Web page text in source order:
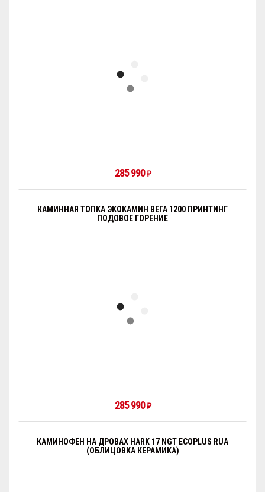
285 990₽
КАМИННАЯ ТОПКА ЭКОКАМИН ВЕГА 1200 ПРИНТИНГ
ПОДОВОЕ ГОРЕНИЕ
285 990₽
КАМИНОФЕН НА ДРОВАХ HARK 17 NGT ECOPLUS RUA
(ОБЛИЦОВКА КЕРАМИКА)